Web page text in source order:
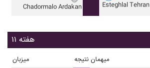
Chadormalo Ardakan
Esteghlal Tehran
هفته ۱۱
میزبان نتیجه میهمان